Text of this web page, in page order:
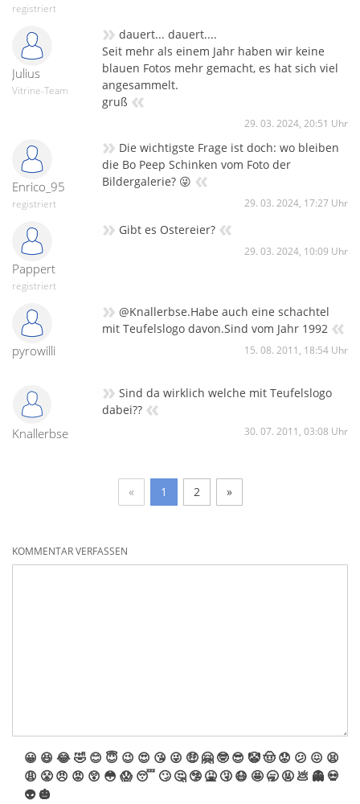
registriert
Julius
Vitrine-Team
» dauert... dauert....
Seit mehr als einem Jahr haben wir keine
blauen Fotos mehr gemacht, es hat sich viel
angesammelt.
gruß «
29. 03. 2024, 20:51 Uhr
Enrico_95
registriert
» Die wichtigste Frage ist doch: wo bleiben
die Bo Peep Schinken vom Foto der
Bildergalerie? 😜 «
29. 03. 2024, 17:27 Uhr
Pappert
registriert
» Gibt es Ostereier? «
29. 03. 2024, 10:09 Uhr
pyrowilli
» @Knallerbse.Habe auch eine schachtel
mit Teufelslogo davon.Sind vom Jahr 1992 «
15. 08. 2011, 18:54 Uhr
Knallerbse
» Sind da wirklich welche mit Teufelslogo
dabei?? «
30. 07. 2011, 03:08 Uhr
« 1 2 »
KOMMENTAR VERFASSEN
😀 😆 😂🤣 😊 😇 😉 😍 😘 😜 🤑 🤗 🤓 😎 🤡🤠 😟 😕 😖 😫
😩 😤 😠 😡 😲 😳 😱 😴 🙄 🤔 🤥 🤮 🤧 😷 🤩 🥱 🤬 💩 👻 💀
👽 🎃